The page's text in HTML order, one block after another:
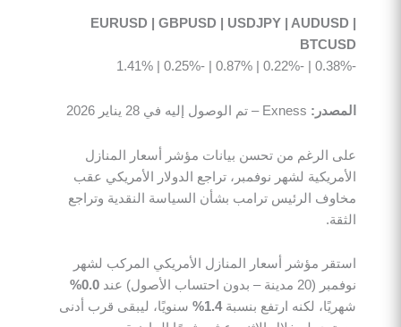
EURUSD | GBPUSD | USDJPY | AUDUSD |
BTCUSD
-0.38% | -0.22% | 0.87% | -0.25% | 1.41%
المصدر:
على الرغم من تحسن بيانات مؤشر أسعار المنازل
الأمريكية لشهر نوفمبر، تراجع الدولار الأمريكي عقب
مخاوف الرئيس ترامب بشأن السياسة النقدية وتراجع
الثقة.
استقر مؤشر أسعار المنازل الأمريكي المركب لشهر
نوفمبر (20 مدينة – بدون احتساب الأصول) عند
0.0%
شهريًا، لكنه ارتفع بنسبة1.4%
سنويًا، ليبقى قرب أدنى